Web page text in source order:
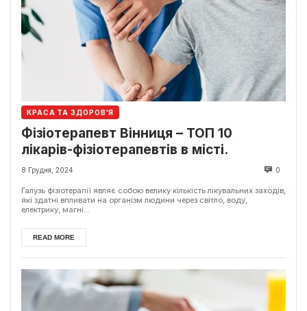
КРАСА ТА ЗДОРОВ'Я
Фізіотерапевт Вінниця – ТОП 10
лікарів-фізіотерапевтів в місті.
8 Грудня, 2024 0
Галузь фізіотерапії являє собою велику кількість лікувальних заходів,
які здатні впливати на організм людини через світло, воду,
електрику, магні...
READ MORE